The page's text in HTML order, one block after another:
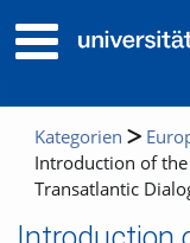
Kategorien
Introduction of
Transatlantic